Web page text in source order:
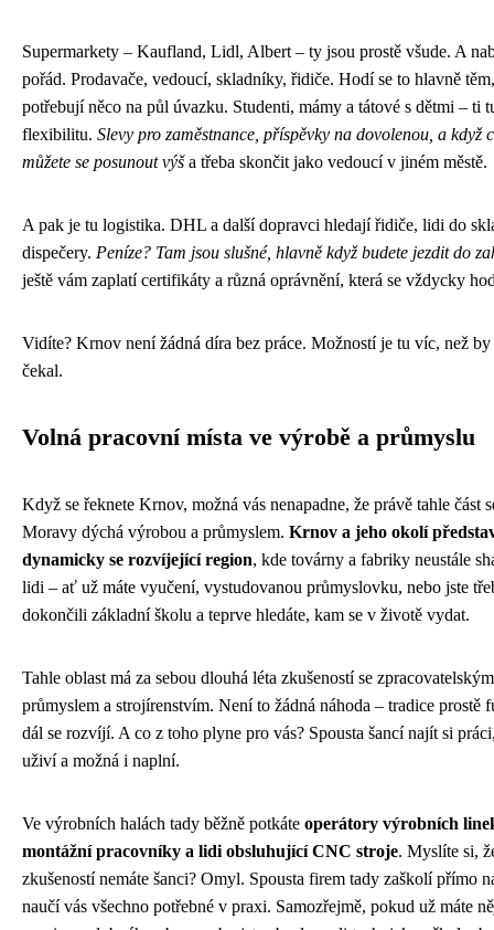
Supermarkety – Kaufland, Lidl, Albert – ty jsou prostě všude. A
pořád. Prodavače, vedoucí, skladníky, řidiče. Hodí se to hlavně
potřebují něco na půl úvazku. Studenti, mámy a tátové s dětmi – ti
flexibilitu. Slevy pro zaměstnance, příspěvky na dovolenou, a když
můžete se posunout výša třeba skončit jako vedoucí v jiném městě.
A pak je tu logistika. DHL a další dopravci hledají řidiče, lidi do
dispečery. Peníze? Tam jsou slušné, hlavně když budete jezdit do
ještě vám zaplatí certifikáty a různá oprávnění, která se vždycky
Vidíte? Krnov není žádná díra bez práce. Možností je tu víc, než
čekal.
Volná pracovní místa ve výrobě a průmyslu
Když se řeknete Krnov, možná vás nenapadne, že právě tahle část
Moravy dýchá výrobou a průmyslem. Krnov a jeho okolí
dynamicky se rozvíjející region, kde továrny a fabriky neustále
lidi – ať už máte vyučení, vystudovanou průmyslovku, nebo jste
dokončili základní školu a teprve hledáte, kam se v životě vydat.
Tahle oblast má za sebou dlouhá léta zkušeností se zpracovatelským
průmyslem a strojírenstvím. Není to žádná náhoda – tradice prostě
dál se rozvíjí. A co z toho plyne pro vás? Spousta šancí najít si
uživí a možná i naplní.
Ve výrobních halách tady běžně potkáte operátory výrobních
montážní pracovníky a lidi obsluhující CNC stroje. Myslíte si,
zkušeností nemáte šanci? Omyl. Spousta firem tady zaškolí přímo
naučí vás všechno potřebné v praxi. Samozřejmě, pokud už máte